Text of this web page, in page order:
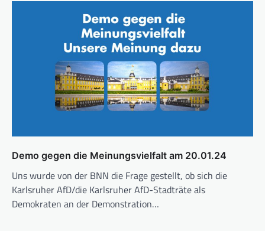
Demo gegen die Meinungsvielfalt am 20.01.24
Uns wurde von der BNN die Frage gestellt, ob sich die
Karlsruher AfD/die Karlsruher AfD-Stadträte als
Demokraten an der Demonstration…